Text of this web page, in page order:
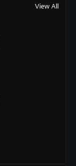
View All